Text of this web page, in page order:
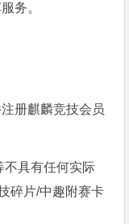
务。
册麒麟竞技会员
不具有任何实际
碎片/中趣附赛卡